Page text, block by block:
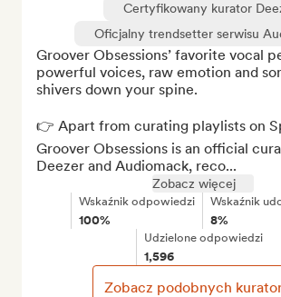
Certyfikowany kurator
Oficjalny trendsetter serwisu
Groover Obsessions’ favorite vocal
powerful voices, raw emotion and
shivers down your spine.
👉 Apart from curating playlists on
Groover Obsessions is an official
Deezer and Audiomack, reco...
Zobacz więcej
Wskaźnik odpowiedzi
100%
Wskaźnik
8%
Udzielone odpowiedzi
1,596
Zobacz podobnych